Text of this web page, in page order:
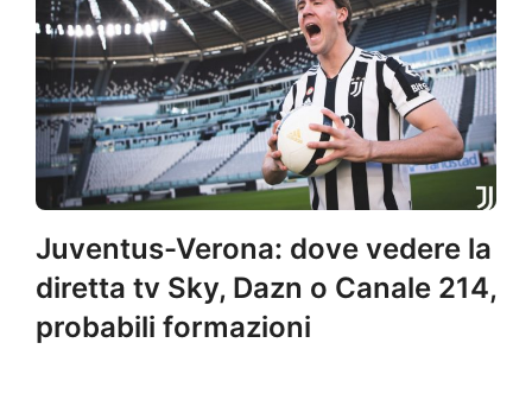
Juventus-Verona: dove vedere la
diretta tv Sky, Dazn o Canale 214,
probabili formazioni